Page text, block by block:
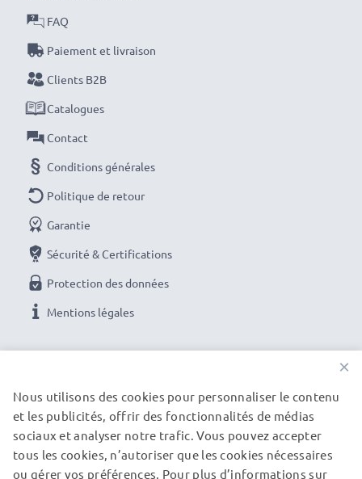
FAQ
Paiement et livraison
Clients B2B
Catalogues
Contact
Conditions générales
Politique de retour
Garantie
Sécurité & Certifications
Protection des données
Mentions légales
NOS PARTENAIRES DE LIVRAISON
×
Nous utilisons des cookies pour personnaliser le contenu
et les publicités, offrir des fonctionnalités de médias
sociaux et analyser notre trafic. Vous pouvez accepter
tous les cookies, n’autoriser que les cookies nécessaires
ou gérer vos préférences. Pour plus d’informations sur